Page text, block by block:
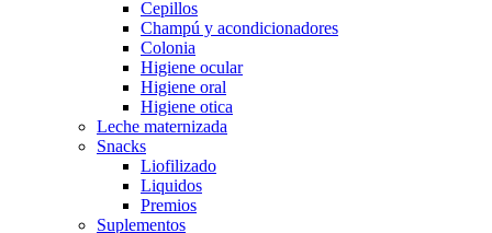
Cepillos
Champú y acondicionadores
Colonia
Higiene ocular
Higiene oral
Higiene otica
Leche maternizada
Snacks
Liofilizado
Liquidos
Premios
Suplementos